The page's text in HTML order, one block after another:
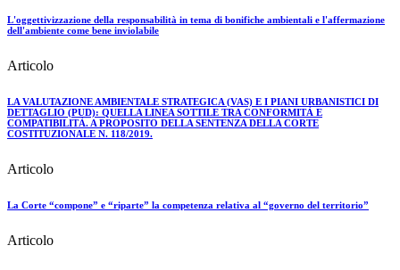
L'oggettivizzazione della responsabilità in tema di bonifiche ambientali e l'affermazione
dell'ambiente come bene inviolabile
Articolo
LA VALUTAZIONE AMBIENTALE STRATEGICA (VAS) E I PIANI URBANISTICI DI
DETTAGLIO (PUD): QUELLA LINEA SOTTILE TRA CONFORMITÀ E
COMPATIBILITÀ. A PROPOSITO DELLA SENTENZA DELLA CORTE
COSTITUZIONALE N. 118/2019.
Articolo
La Corte “compone” e “riparte” la competenza relativa al “governo del territorio”
Articolo